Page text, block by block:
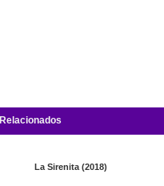
Relacionados
La Sirenita (2018)